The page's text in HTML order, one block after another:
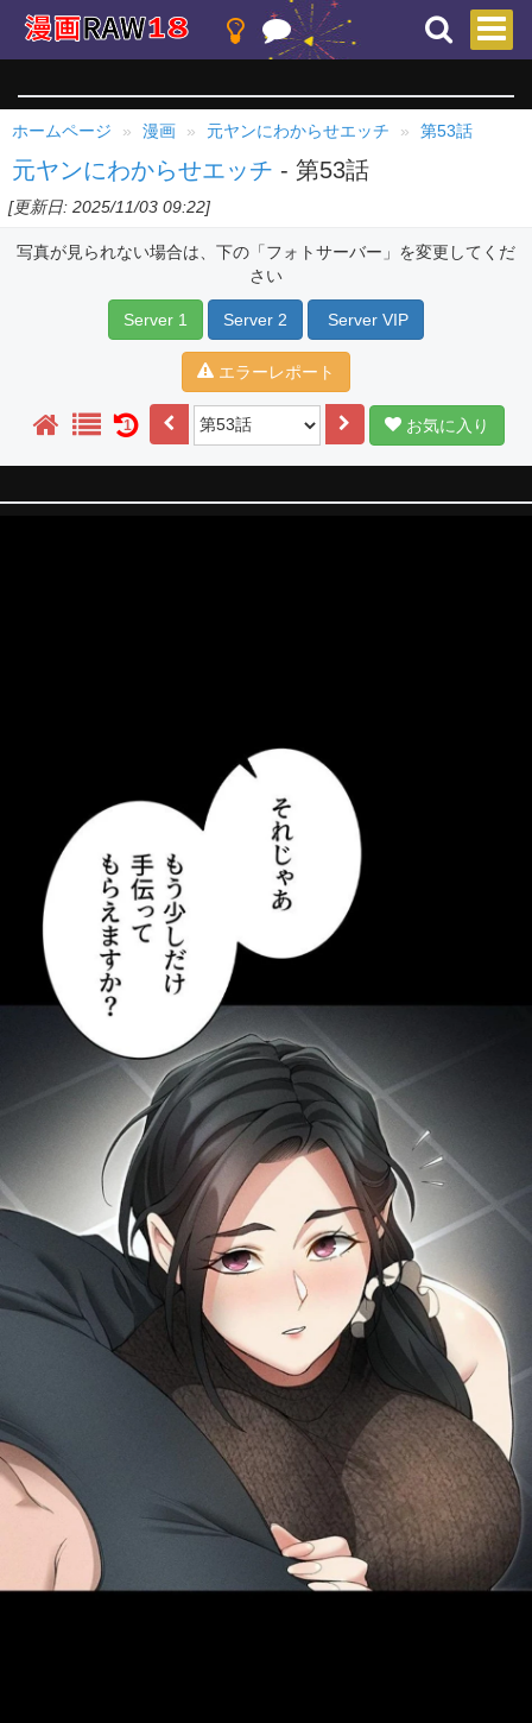
ホームページ 漫画 元ヤンにわからせエッチ 第53話
元ヤンにわからせエッチ - 第53話
[更新日: 2025/11/03 09:22]
写真が見られない場合は、下の「フォトサーバー」を変更してくだ
さい
Server 1 Server 2 Server VIP
エラーレポート
1 お気に入り